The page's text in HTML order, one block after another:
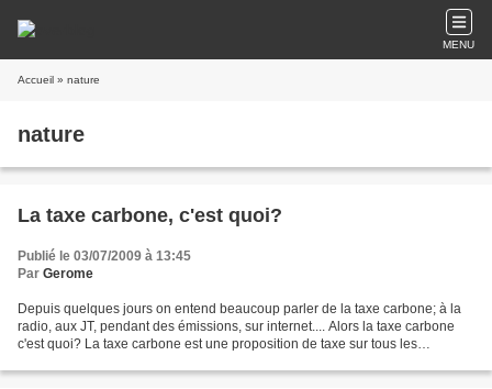
MENU
Accueil » nature
nature
La taxe carbone, c'est quoi?
Publié le 03/07/2009 à 13:45
Par Gerome
Depuis quelques jours on entend beaucoup parler de la taxe carbone; à la
radio, aux JT, pendant des émissions, sur internet.... Alors la taxe carbone
c'est quoi? La taxe carbone est une proposition de taxe sur tous les